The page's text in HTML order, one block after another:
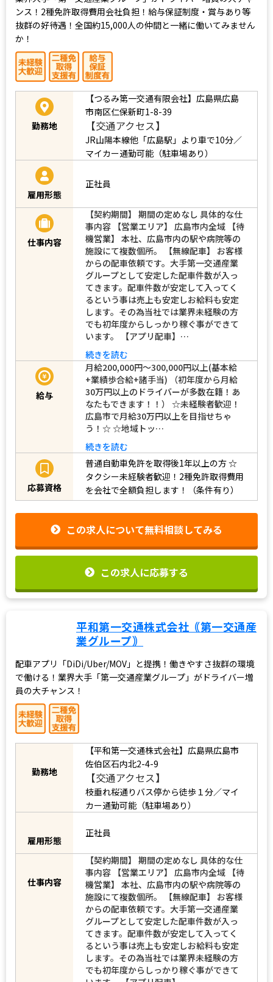
業界大手「第一交通産業グループ」がドライバー増員の大チャ
ンス！2種免許取得費用会社負担！給与保証制度・賞与あり等
抜群の好待遇！全国約15,000人の仲間と一緒に働いてみません
か！
【つるみ第一交通有限会社】広島県広島
市南区仁保新町1-8-39
【交通アクセス】
JR山陽本線他「広島駅」より車で10分／
雇用形態
【契約期間】 期間の定めなし 具体的な仕
事内容 【営業エリア】 広島市内全域 【待
機営業】 本社、広島市内の駅や病院等の
施設にて複数個所。 【無線配車】 お客様
からの配車依頼です。大手第一交通産業
グループとして安定した配車件数が入っ
てきます。配車件数が安定して入ってく
るという事は売上も安定しお給料も安定
します。その為当社では業界未経験の方
でも初年度からしっかり稼ぐ事ができて
います。 【アプリ配車】…
続きを読む
月給200,000円～300,000円以上(基本給
+業績歩合給+諸手当) （初年度から月給
30万円以上のドライバーが多数在籍！あ
なたもできます！！） ☆未経験者歓迎！
広島市で月給30万円以上を目指せちゃ
う！☆ ☆地域トッ…
続きを読む
応募資格
普通自動車免許を取得後1年以上の方☆
タクシー未経験者歓迎！2種免許取得費用
この求人について無料相談してみる
この求人に応募する
平和第一交通株式会社｟第一交通産
業グループ｠
配車アプリ「DiDi/Uber/MOV」と提携！働きやすさ抜群の環境
で働ける！業界大手「第一交通産業グループ」がドライバー増
員の大チャンス！
【平和第一交通株式会社】広島県広島市
佐伯区石内北2-4-9
【交通アクセス】
枝垂れ桜通りバス停から徒歩１分／マイ
雇用形態
【契約期間】 期間の定めなし 具体的な仕
事内容 【営業エリア】 広島市内全域 【待
機営業】 本社、広島市内の駅や病院等の
施設にて複数個所。 【無線配車】 お客様
からの配車依頼です。大手第一交通産業
グループとして安定した配車件数が入っ
てきます。配車件数が安定して入ってく
るという事は売上も安定しお給料も安定
します。その為当社では業界未経験の方